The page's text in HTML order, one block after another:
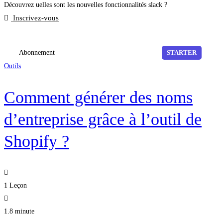
Découvrez uelles sont les nouvelles fonctionnalités slack ?
Inscrivez-vous
Abonnement
STARTER
Outils
Comment générer des noms
d’entreprise grâce à l’outil de
Shopify ?
1 Leçon
1.8 minute